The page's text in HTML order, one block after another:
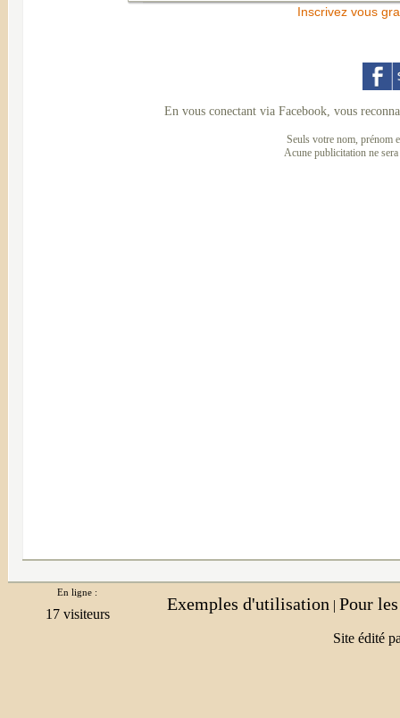
Inscrivez vous
En vous conectant via Facebook, vous
Seuls votre nom, prénom
Acune publicitation ne
En ligne :
Exemples d'utilisation | Pour
Site édité